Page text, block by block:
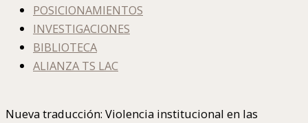
POSICIONAMIENTOS
INVESTIGACIONES
BIBLIOTECA
ALIANZA TS LAC
Nueva traducción: Violencia institucional en las